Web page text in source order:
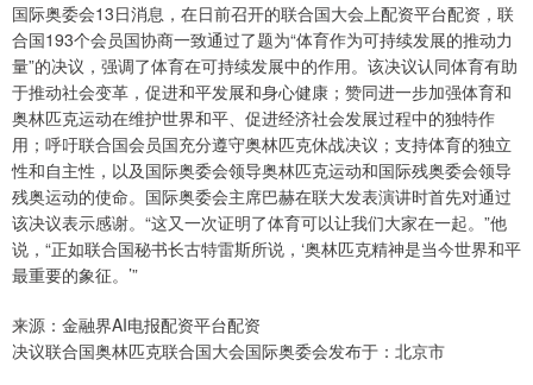
国际奥委会13日消息，在日前召开的联合国大会上配资平台配资，联
合国193个会员国协商一致通过了题为“体育作为可持续发展的推动力
量”的决议，强调了体育在可持续发展中的作用。该决议认同体育有助
于推动社会变革，促进和平发展和身心健康；赞同进一步加强体育和
奥林匹克运动在维护世界和平、促进经济社会发展过程中的独特作
用；呼吁联合国会员国充分遵守奥林匹克休战决议；支持体育的独立
性和自主性，以及国际奥委会领导奥林匹克运动和国际残奥委会领导
残奥运动的使命。国际奥委会主席巴赫在联大发表演讲时首先对通过
该决议表示感谢。“这又一次证明了体育可以让我们大家在一起。”他
说，“正如联合国秘书长古特雷斯所说，‘奥林匹克精神是当今世界和平
最重要的象征。’”
来源：金融界AI电报配资平台配资
决议联合国奥林匹克联合国大会国际奥委会发布于：北京市